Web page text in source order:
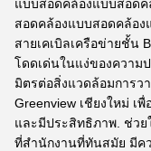
แบบสอดคล้องแบบสอด
สอดคล้องแบบสอดคล้อง
สายเคเบิลเครือข่ายชั้น
โดดเด่นในแง่ของความ
มิตรต่อสิ่งแวดล้อมการว
Greenview เชียงใหม่ เ
และมีประสิทธิภาพ. ช่วย
ที่สํานักงานที่ทันสมัย มีค